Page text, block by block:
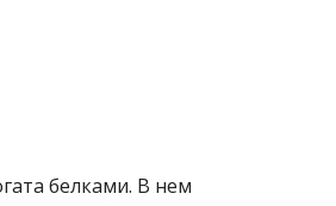
белками. В нем